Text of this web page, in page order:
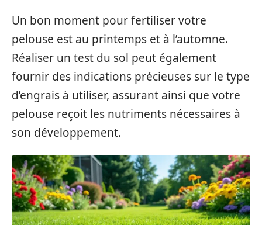
Un bon moment pour fertiliser votre
pelouse est au printemps et à l’automne.
Réaliser un test du sol peut également
fournir des indications précieuses sur le type
d’engrais à utiliser, assurant ainsi que votre
pelouse reçoit les nutriments nécessaires à
son développement.